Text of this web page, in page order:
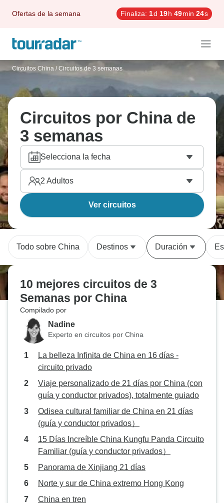
Ofertas de la semana Finaliza: 1d 19h 49min 23s
Circuitos China / Circuitos de 3 semanas
Circuitos por China de
3 semanas
Selecciona la fecha
2 Adultos
Ver circuitos
Todo sobre China Destinos Duración
10 mejores circuitos de 3
Semanas por China
Compilado por
Nadine
Experto en circuitos por China
La belleza Infinita de China en 16 días -
circuito privado
Viaje personalizado de 21 días por China (con
guía y conductor privados), totalmente guiado
Odisea cultural familiar de China en 21 días
(guía y conductor privados）
15 Días Increíble China Kungfu Panda Circuito
Familiar (guía y conductor privados）
Panorama de Xinjiang 21 días
Norte y sur de China extremo Hong Kong
China en tren